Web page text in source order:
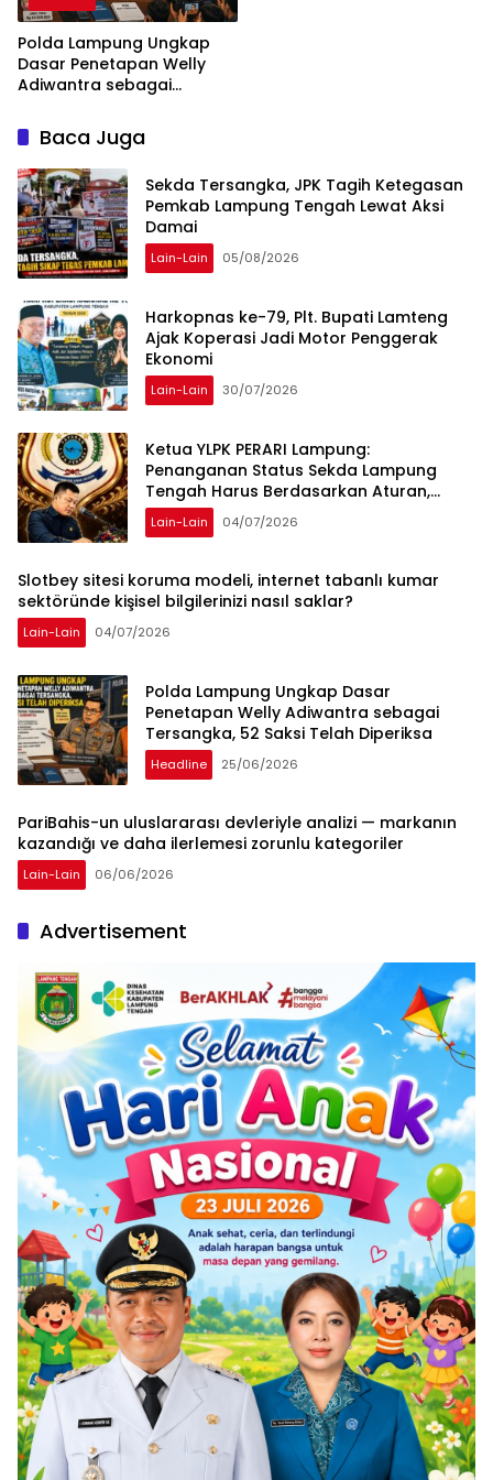
Polda Lampung Ungkap
Dasar Penetapan Welly
Adiwantra sebagai
Diperiksa
Baca Juga
Sekda Tersangka, JPK Tagih Ketegasan
Pemkab Lampung Tengah Lewat Aksi
Damai
Lain-Lain 05/08/2026
Harkopnas ke-79, Plt. Bupati Lamteng
Ajak Koperasi Jadi Motor Penggerak
Ekonomi
Lain-Lain 30/07/2026
Ketua YLPK PERARI Lampung:
Penanganan Status Sekda Lampung
Tengah Harus Berdasarkan Aturan,
Bukan Tekanan Opini
Lain-Lain 04/07/2026
Slotbey sitesi koruma modeli, internet tabanlı kumar
sektöründe kişisel bilgilerinizi nasıl saklar?
Lain-Lain 04/07/2026
Polda Lampung Ungkap Dasar
Penetapan Welly Adiwantra sebagai
Tersangka, 52 Saksi Telah Diperiksa
Headline 25/06/2026
PariBahis-un uluslararası devleriyle analizi — markanın
kazandığı ve daha ilerlemesi zorunlu kategoriler
Lain-Lain 06/06/2026
Advertisement